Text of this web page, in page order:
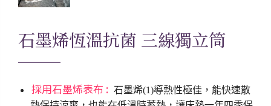
石墨烯恆溫抗菌 三線獨立筒
採用石墨烯表布 : 石墨烯(1)導熱性極佳，能快速散